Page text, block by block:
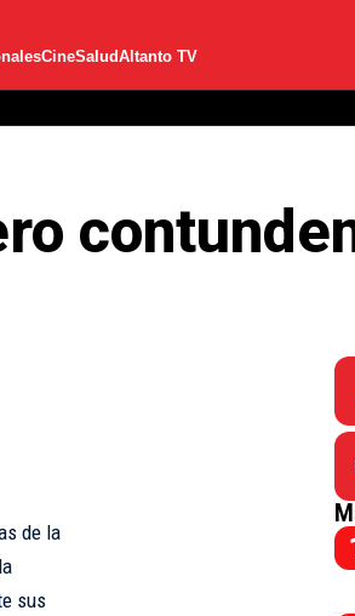
CineSaludAltanto TV
de la
sus